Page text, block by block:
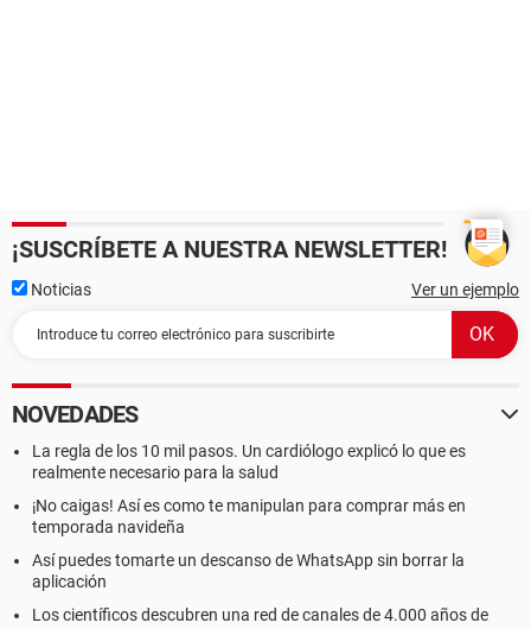
¡SUSCRÍBETE A NUESTRA NEWSLETTER!
Noticias Ver un ejemplo
NOVEDADES
La regla de los 10 mil pasos. Un cardiólogo explicó lo que es
realmente necesario para la salud
¡No caigas! Así es como te manipulan para comprar más en
temporada navideña
Así puedes tomarte un descanso de WhatsApp sin borrar la
aplicación
Los científicos descubren una red de canales de 4.000 años de